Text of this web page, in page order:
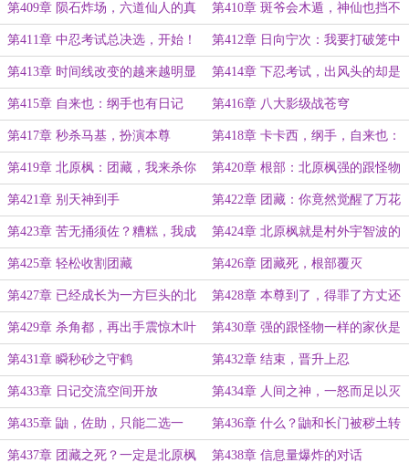
第409章 陨石炸场，六道仙人的真
正力量
第410章 斑爷会木遁，神仙也挡不
住啊！
第411章 中忍考试总决选，开始！ 第412章 日向宁次：我要打破笼中
鸟
第413章 时间线改变的越来越明显
了
第414章 下忍考试，出风头的却是
北原枫
第415章 自来也：纲手也有日记
本？
第416章 八大影级战苍穹
第417章 秒杀马基，扮演本尊 第418章 卡卡西，纲手，自来也：
你们也有日记？
第419章 北原枫：团藏，我来杀你
了
第420章 根部：北原枫强的跟怪物
一样
第421章 别天神到手 第422章 团藏：你竟然觉醒了万花
筒？
第423章 苦无捅须佐？糟糕，我成
佐助了？
第424章 北原枫就是村外宇智波的
一员
第425章 轻松收割团藏 第426章 团藏死，根部覆灭
第427章 已经成长为一方巨头的北
原枫。
第428章 本尊到了，得罪了方丈还
想跑？
第429章 杀角都，再出手震惊木叶 第430章 强的跟怪物一样的家伙是
你的学生？
第431章 瞬秒砂之守鹤 第432章 结束，晋升上忍
第433章 日记交流空间开放 第434章 人间之神，一怒而足以灭
一国的存在！
第435章 鼬，佐助，只能二选一 第436章 什么？鼬和长门被秽土转
生了？
第437章 团藏之死？一定是北原枫 第438章 信息量爆炸的对话